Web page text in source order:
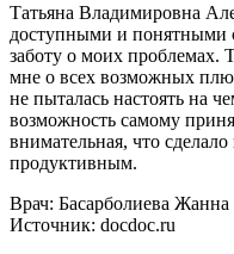
Татьяна Владимировна
доступными и понятными
заботу о моих проблемах.
мне о всех возможных
не пыталась настоять на
возможность самому
внимательная, что
продуктивным.
Врач: Басарболиева Жанна
Источник: docdoc.ru